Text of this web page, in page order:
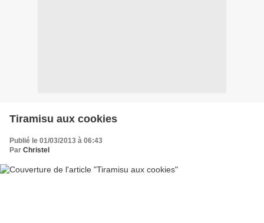
Tiramisu aux cookies
Publié le 01/03/2013 à 06:43
Par Christel